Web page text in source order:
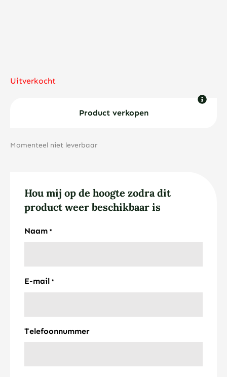
Uitverkocht
Product verkopen
Momenteel niet leverbaar
Hou mij op de hoogte zodra dit
product weer beschikbaar is
Naam *
E-mail *
Telefoonnummer